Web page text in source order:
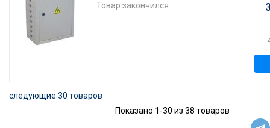
Товар закончился
следующие 30 товаров
Показано 1-30 из 38 товаров